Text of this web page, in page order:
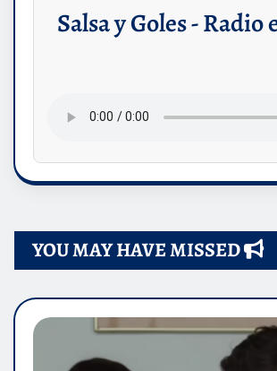
Salsa y Goles - Radio
YOU MAY HAVE MISSED